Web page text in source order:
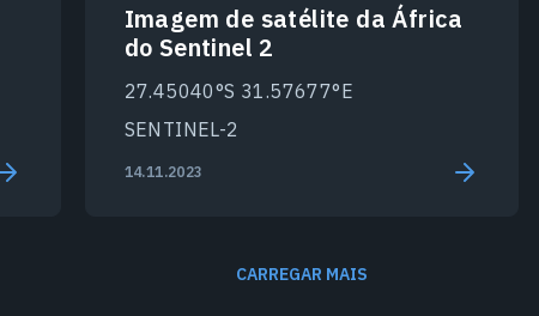
Imagem de satélite da África
do Sentinel 2
27.45040°S 31.57677°E
SENTINEL-2
14.11.2023
CARREGAR MAIS